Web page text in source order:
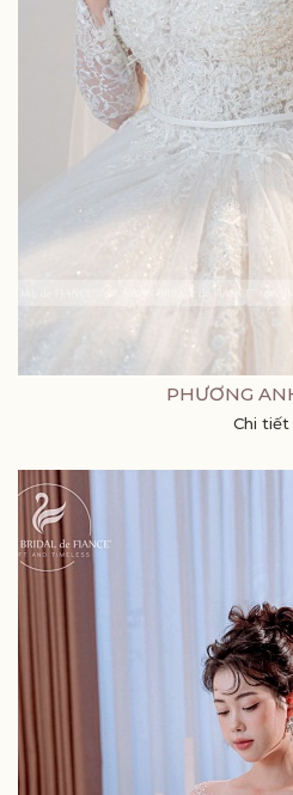
PHƯƠNG
Chi tiết